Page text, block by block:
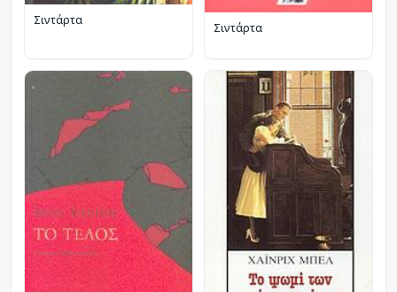
Σιντάρτα
Σιντάρτα